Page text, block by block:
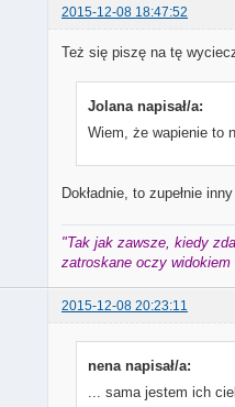
2015-12-08 18:47:52
Też się piszę na tę
Jolana napisał/a:
Wiem, że wapienie to
Dokładnie, to zupełnie
"Tak jak zawsze, kiedy
zatroskane oczy
2015-12-08 20:23:11
nena napisał/a:
... sama jestem ich